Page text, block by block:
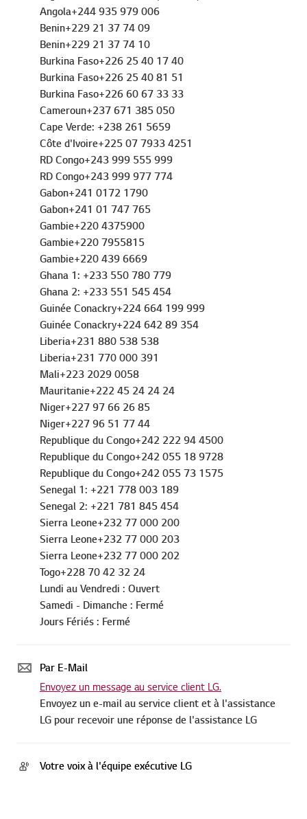
Benin+229 21 37 74 09
Benin+229 21 37 74 10
Burkina Faso+226 25 40 17 40
Burkina Faso+226 25 40 81 51
Burkina Faso+226 60 67 33 33
Cameroun+237 671 385 050
Cape Verde: +238 261 5659
Côte d'Ivoire+225 07 7933 4251
RD Congo+243 999 555 999
RD Congo+243 999 977 774
Gabon+241 0172 1790
Gabon+241 01 747 765
Gambie+220 4375900
Gambie+220 7955815
Gambie+220 439 6669
Ghana 1: +233 550 780 779
Ghana 2: +233 551 545 454
Guinée Conackry+224 664 199 999
Guinée Conackry+224 642 89 354
Liberia+231 880 538 538
Liberia+231 770 000 391
Mali+223 2029 0058
Mauritanie+222 45 24 24 24
Niger+227 97 66 26 85
Niger+227 96 51 77 44
Republique du Congo+242 222 94 4500
Republique du Congo+242 055 18 9728
Republique du Congo+242 055 73 1575
Senegal 1: +221 778 003 189
Senegal 2: +221 781 845 454
Sierra Leone+232 77 000 200
Sierra Leone+232 77 000 203
Sierra Leone+232 77 000 202
Togo+228 70 42 32 24
Lundi au Vendredi : Ouvert
Samedi - Dimanche : Fermé
Jours Fériés : Fermé
Envoyez un message au service client LG.
Envoyez un e-mail au service client et à l'assistance
LG pour recevoir une réponse de l'assistance LG